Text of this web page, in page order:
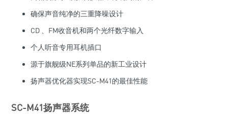
确保声音纯净的三重降噪设计
CD 、FM收音机和两个光纤数字输入
个人听音专用耳机插口
源于旗舰级NE系列单品的新工业设计
扬声器优化器实现SC-M41的最佳性能
SC-M41扬声器系统